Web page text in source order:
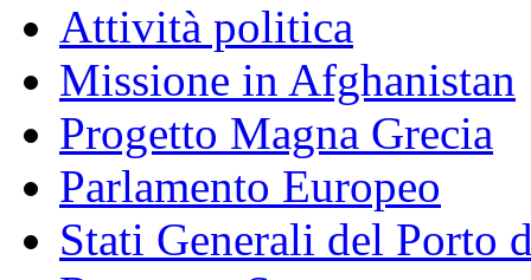
Attività politica
Missione in Afghanistan
Progetto Magna Grecia
Parlamento Europeo
Stati Generali del Porto